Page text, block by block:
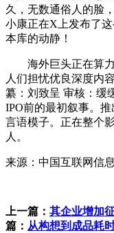
久，无数通俗人的脸
小康正在X上发布了
本库的动静！
海外巨头正在算力
人们担忧优良深度内
纂：刘致呈 审核：缓
IPO前的最初叙事。
言语模子。正在整个
人。
来源：中国互联网信
上一篇： 其企业增加
篇： 从构想到成品耗